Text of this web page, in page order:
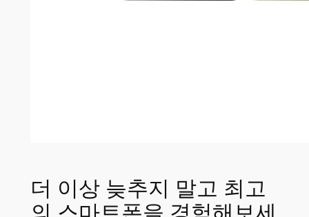
더 이상 늦추지 말고 최고